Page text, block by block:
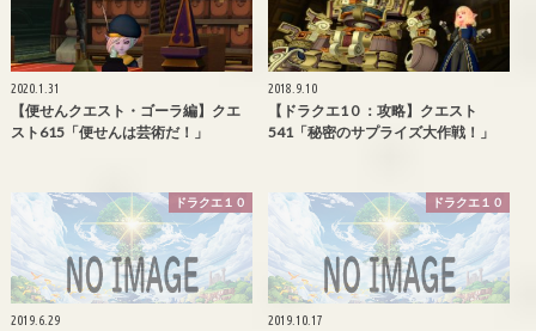
2020.1.31
【便せんクエスト・ゴーラ編】クエ
スト615「便せんは芸術だ！」
2018.9.10
【ドラクエ1０：攻略】クエスト
541「秘密のサプライズ大作戦！」
ドラクエ１０
2019.6.29
ドラクエ１０
2019.10.17